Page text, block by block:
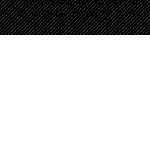
43.326.858/0001-53 OTICA CENTER
ATIVOS INTANGIVEIS OPTICA LTDA